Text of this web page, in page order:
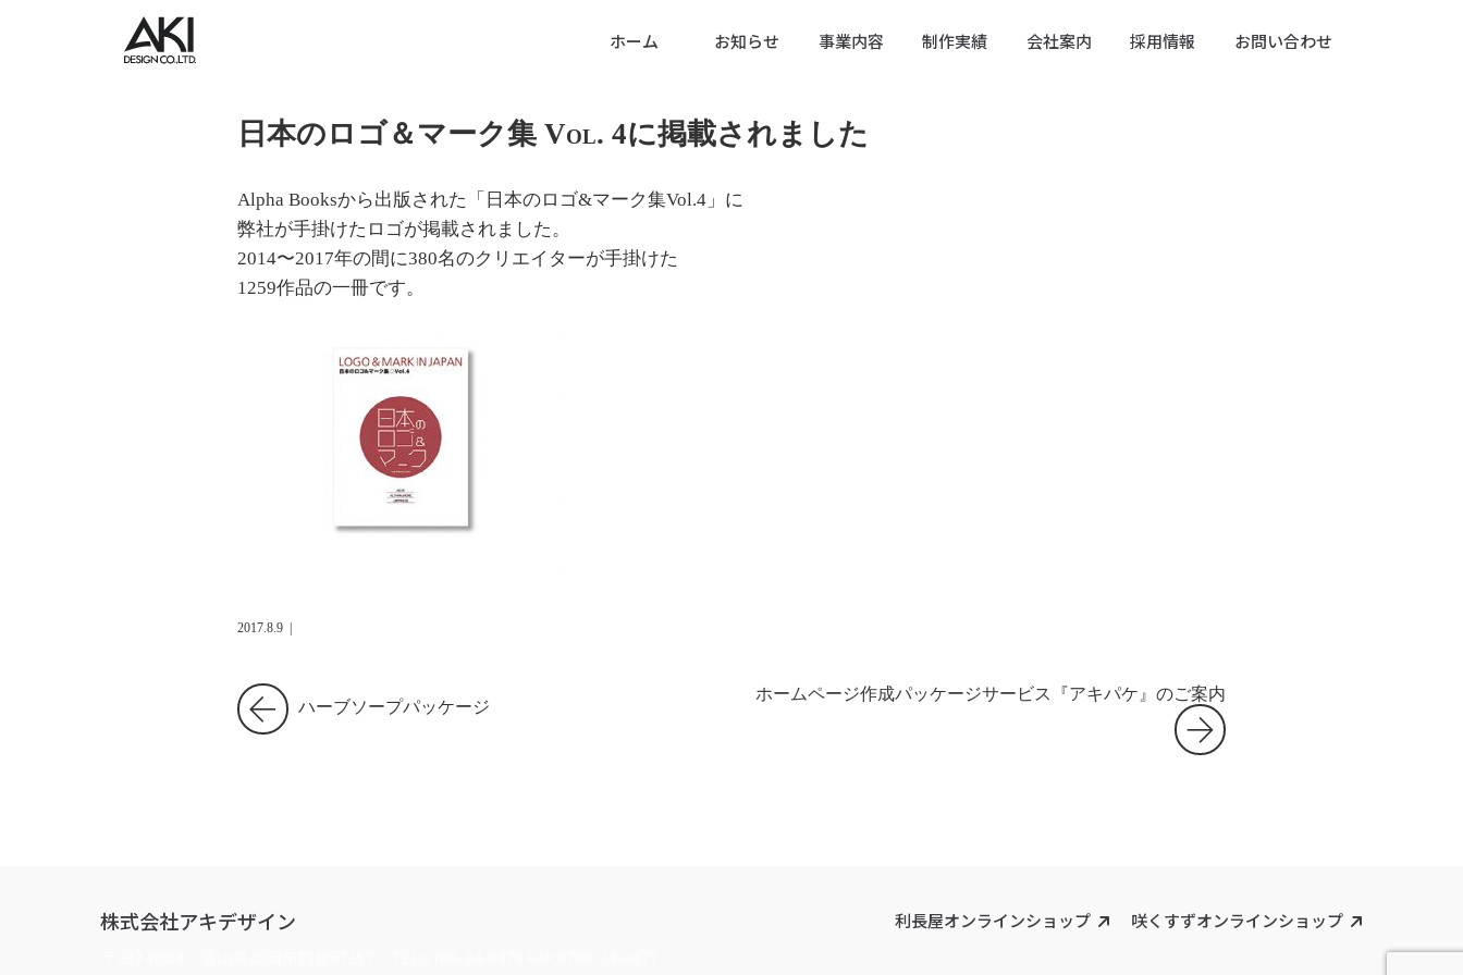
ホーム お知らせ 事業内容 制作実績 会社案内 採用情報 お問い合わせ
日本のロゴ＆マーク集 Vol. 4に掲載されました
Alpha Booksから出版された「日本のロゴ&マーク集Vol.4」に
弊社が手掛けたロゴが掲載されました。
2014〜2017年の間に380名のクリエイターが手掛けた
1259作品の一冊です。
2017.8.9
ハーブソープパッケージ
ホームページ作成パッケージサービス『アキパケ』のご案内
株式会社アキデザイン 利長屋オンラインショップ 咲くすずオンラインショップ